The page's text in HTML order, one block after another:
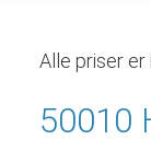
Alle priser er
50010